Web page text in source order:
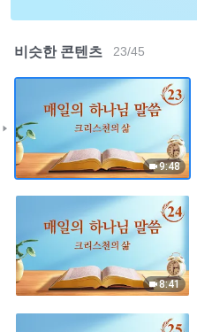
비슷한 콘텐츠 23/45
9:48
8:41